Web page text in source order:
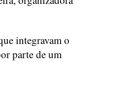
integravam o
parte de um